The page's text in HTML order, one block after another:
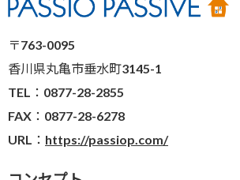
〒763-0095
香川県丸亀市垂水町3145-1
TEL：0877-28-2855
FAX：0877-28-6278
URL： https://passiop.com/